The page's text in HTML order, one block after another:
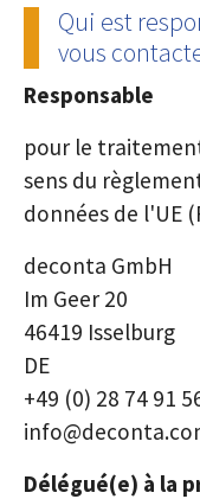
Qui est
vous
Responsable
pour le
sens du
données de l'UE
deconta GmbH
Im Geer 20
46419 Isselburg
DE
+49 (0) 28 74 91
Délégué(e) à la